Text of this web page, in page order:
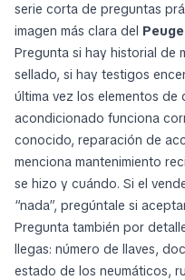
serie corta de preguntas
imagen más clara del
Pregunta si hay historial de
sellado, si hay testigos
última vez los elementos de
acondicionado funciona
conocido, reparación de
menciona mantenimiento
se hizo y cuándo. Si el
“nada”, pregúntale si
Pregunta también por
llegas: número de llaves,
estado de los neumáticos,